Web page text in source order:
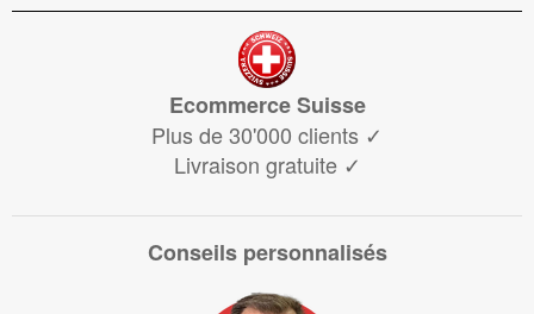
Ecommerce Suisse
Plus de 30'000 clients ✓
Livraison gratuite ✓
Conseils personnalisés